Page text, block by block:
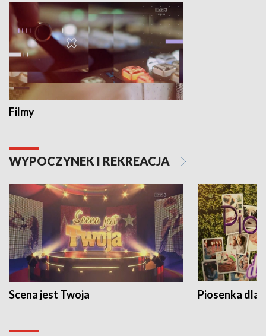
Filmy
WYPOCZYNEK I REKREACJA
Scena jest Twoja Piosenka dla